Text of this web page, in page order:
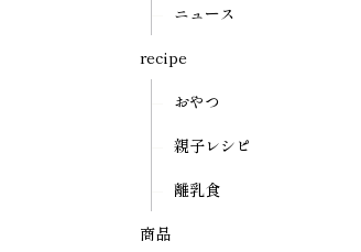
ニュース
recipe
おやつ
親子レシピ
離乳食
商品